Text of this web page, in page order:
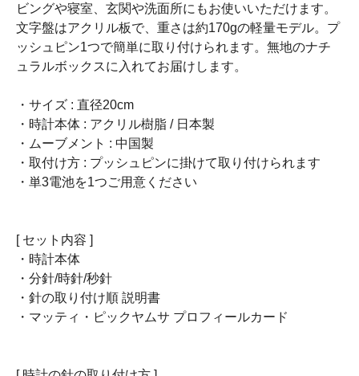
ビングや寝室、玄関や洗面所にもお使いいただけます。
文字盤はアクリル板で、重さは約170gの軽量モデル。プ
ッシュピン1つで簡単に取り付けられます。無地のナチ
ュラルボックスに入れてお届けします。
・サイズ : 直径20cm
・時計本体 : アクリル樹脂 / 日本製
・ムーブメント : 中国製
・取付け方 : プッシュピンに掛けて取り付けられます
・単3電池を1つご用意ください
[ セット内容 ]
・時計本体
・分針/時針/秒針
・針の取り付け順 説明書
・マッティ・ピックヤムサ プロフィールカード